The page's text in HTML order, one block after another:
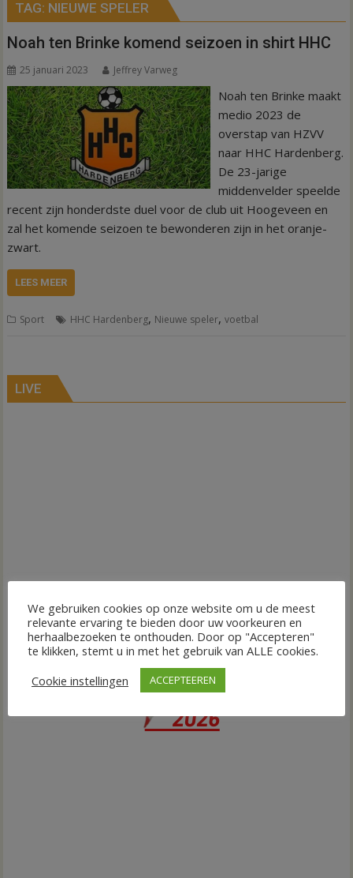
TAG: NIEUWE SPELER
Noah ten Brinke komend seizoen in shirt HHC
25 januari 2023 Jeffrey Varweg
Noah ten Brinke maakt
medio 2023 de
overstap van HZVV
naar HHC Hardenberg.
De 23-jarige
middenvelder speelde
recent zijn honderdste duel voor de club uit Hoogeveen en
zal het komende seizoen te bewonderen zijn in het oranje-
zwart.
LEES MEER
Sport HHC Hardenberg, Nieuwe speler,voetbal
LIVE
We gebruiken cookies op onze website om u de meest
relevante ervaring te bieden door uw voorkeuren en
herhaalbezoeken te onthouden. Door op "Accepteren"
te klikken, stemt u in met het gebruik van ALLE cookies.
Cookie instellingen
ACCEPTEEREN